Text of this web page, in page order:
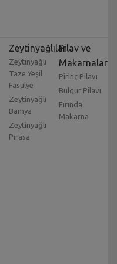
Zeytinyağlılar
Zeytinyağlı
Taze Yeşil
Fasulye
Zeytinyağlı
Bamya
Zeytinyağlı
Pırasa
Pilav ve
Makarnalar
Pirinç Pilavı
Bulgur Pilavı
Fırında
Makarna